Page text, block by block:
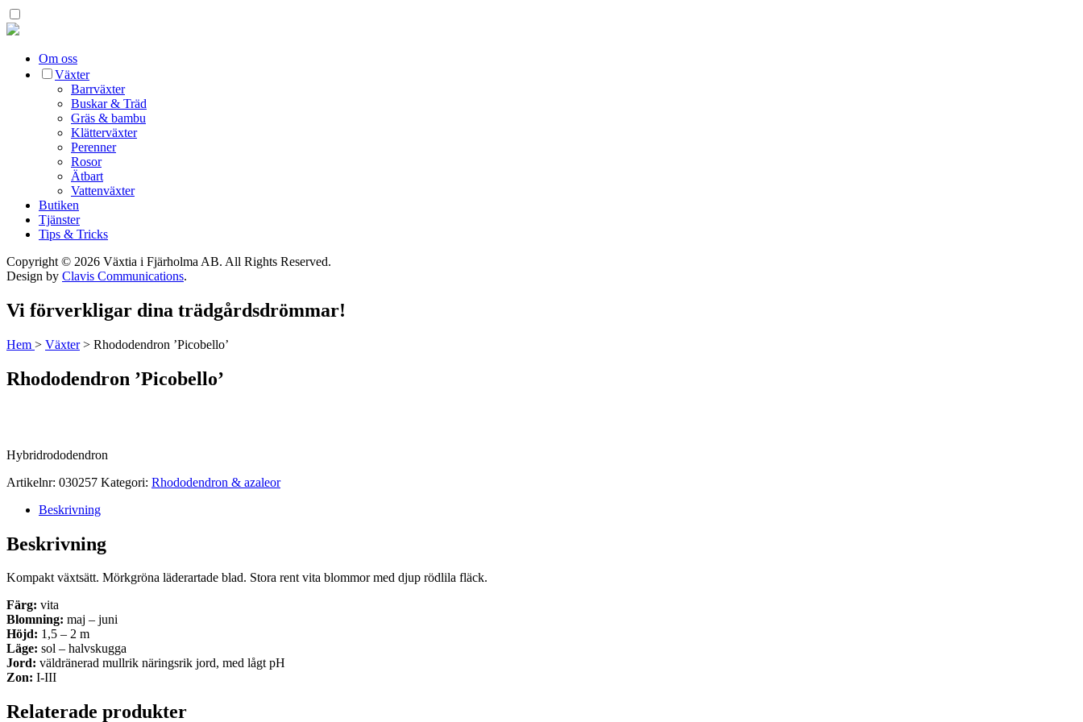
Om oss
Växter
Barrväxter
Buskar & Träd
Gräs & bambu
Klätterväxter
Perenner
Rosor
Ätbart
Vattenväxter
Butiken
Tjänster
Tips & Tricks
Copyright © 2026 Växtia i Fjärholma AB. All Rights Reserved.
Design by Clavis Communications.
Vi förverkligar dina trädgårdsdrömmar!
Hem > Växter> Rhododendron ’Picobello’
Rhododendron ’Picobello’
Hybridrododendron
Artikelnr: 030257 Kategori: Rhododendron & azaleor
Beskrivning
Beskrivning
Kompakt växtsätt. Mörkgröna läderartade blad. Stora rent vita blommor med djup rödlila fläck.
Färg: vita
Blomning: maj – juni
Höjd: 1,5 – 2 m
Läge: sol – halvskugga
Jord: väldränerad mullrik näringsrik jord, med lågt pH
Zon: I-III
Relaterade produkter